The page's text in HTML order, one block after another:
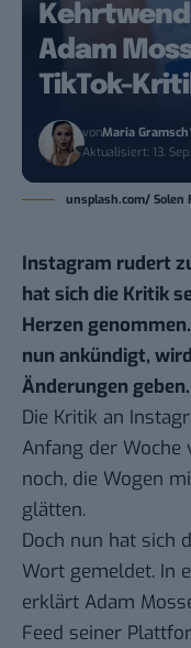
Adam
TikTok-
vonMaria Gramsch
Aktualisiert: 13.
unsplash.com/ Solen
Instagram rudert
hat sich die Kritik
Herzen
nun ankündigt,
Änderungen geben.
Die Kritik an
Anfang der Woche
noch, die Wogen
glätten.
Doch nun hat sich
Wort gemeldet. In
erklärt Adam
Feed seiner